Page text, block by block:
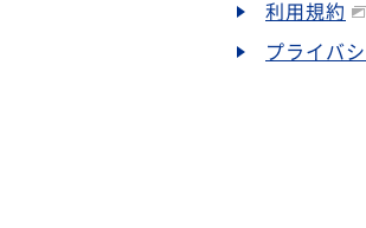
利用規約
プライバ